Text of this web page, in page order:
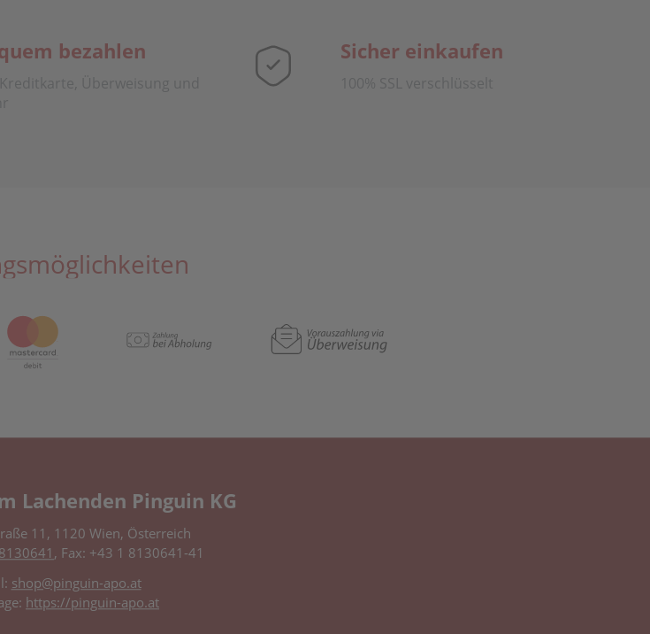
bezahlen
Überweisung und
Sicher einkaufen
100% SSL verschlüsselt
Lachenden Pinguin KG
11, 1120 Wien, Österreich
, Fax: +43 1 8130641-41
shop@pinguin-apo.at
https://pinguin-apo.at